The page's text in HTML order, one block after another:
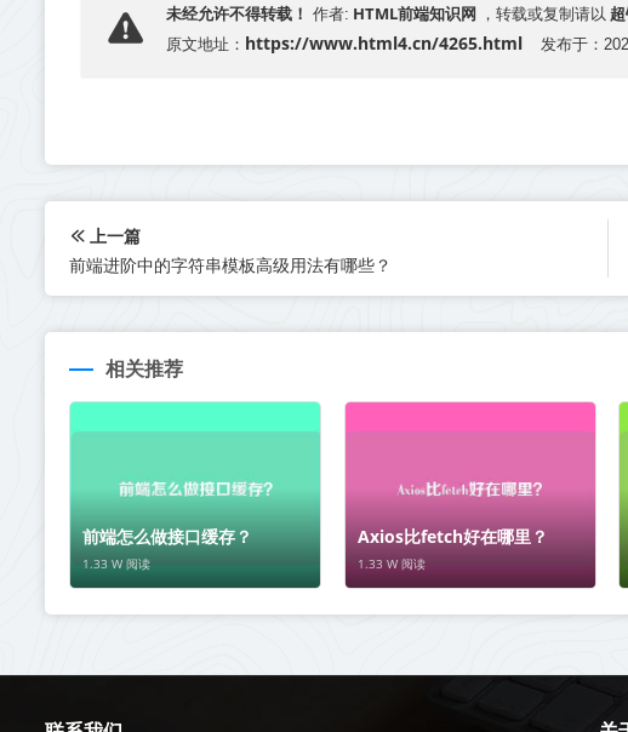
未经允许不得转载！ 作者: HTML前端知识网 ，转载或复制请以
原文地址： https://www.html4.cn/4265.html 发布于：
上一篇
前端进阶中的字符串模板高级用法有哪些？
相关推荐
前端怎么做接口缓存？
1.33 W 阅读
Axios比fetch好在哪里？
1.33 W 阅读